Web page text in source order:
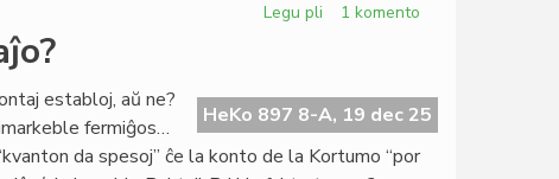
Legu pli
pri
la
4a
1 komento
HeKo 897 8-A, 19 dec 25
establoj, aŭ ne?
fermiĝos…
da spesoj” ĉe la konto de la Kortumo “por